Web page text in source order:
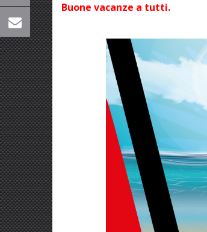
Buone vacanze a tutti.